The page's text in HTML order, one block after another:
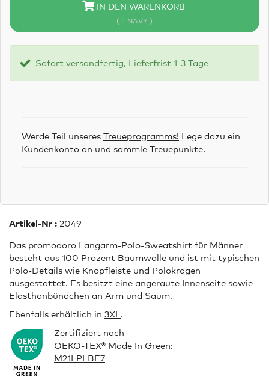
IN DEN WARENKORB
( L NAVY )
Sofort versandfertig, Lieferfrist 1-3 Tage
Werde Teil unseres Treueprogramms! Lege dazu ein
Kundenkonto an und sammle Treuepunkte.
Artikel-Nr : 2049
Das promodoro Langarm-Polo-Sweatshirt für Männer
besteht aus 100 Prozent Baumwolle und ist mit typischen
Polo-Details wie Knopfleiste und Polokragen
ausgestattet. Es besitzt eine angeraute Innenseite sowie
Elasthanbündchen an Arm und Saum.
Ebenfalls erhältlich in 3XL .
Zertifiziert nach
OEKO-TEX® Made In Green:
M21LPLBF7